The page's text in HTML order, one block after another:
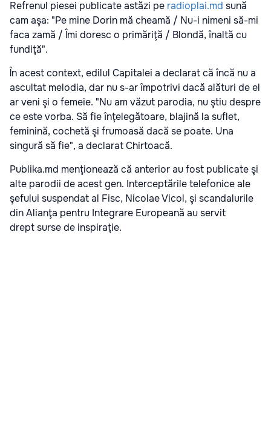
Refrenul piesei publicate astăzi pe radioplai.md sună
cam aşa: "Pe mine Dorin mă cheamă / Nu-i nimeni să-mi
faca zamă / Îmi doresc o primăriţă / Blondă, înaltă cu
fundiţă".
În acest context, edilul Capitalei a declarat că încă nu a
ascultat melodia, dar nu s-ar împotrivi dacă alături de el
ar veni şi o femeie. "Nu am văzut parodia, nu ştiu despre
ce este vorba. Să fie înţelegătoare, blajină la suflet,
feminină, cochetă şi frumoasă dacă se poate. Una
singură să fie", a declarat Chirtoacă.
Publika.md menţionează că anterior au fost publicate şi
alte parodii de acest gen. Interceptările telefonice ale
şefului suspendat al Fisc, Nicolae Vicol, şi scandalurile
din Alianţa pentru Integrare Europeană au servit
drept surse de inspiraţie.